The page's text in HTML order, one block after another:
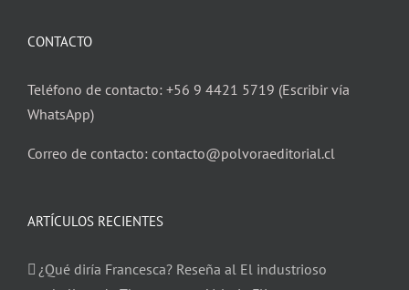
CONTACTO
Teléfono de contacto: +56 9 4421 5719 (Escribir vía
WhatsApp)
Correo de contacto: contacto@polvoraeditorial.cl
ARTÍCULOS RECIENTES
¿Qué diría Francesca? Reseña al El industrioso